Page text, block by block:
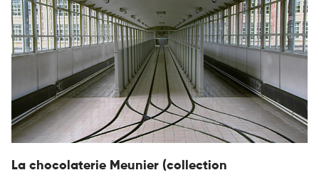
La chocolaterie Meunier (collection